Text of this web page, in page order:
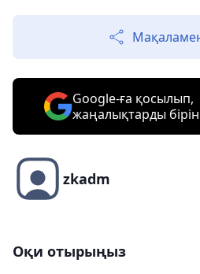
Google-ға қосылып,
жаңалықтарды
zkadm
Оқи отырыңыз